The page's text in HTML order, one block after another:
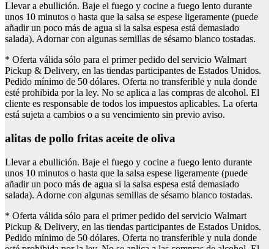
Llevar a ebullición. Baje el fuego y cocine a fuego lento durante
unos 10 minutos o hasta que la salsa se espese ligeramente (puede
añadir un poco más de agua si la salsa espesa está demasiado
salada). Adornar con algunas semillas de sésamo blanco tostadas.
* Oferta válida sólo para el primer pedido del servicio Walmart
Pickup & Delivery, en las tiendas participantes de Estados Unidos.
Pedido mínimo de 50 dólares. Oferta no transferible y nula donde
esté prohibida por la ley. No se aplica a las compras de alcohol. El
cliente es responsable de todos los impuestos aplicables. La oferta
está sujeta a cambios o a su vencimiento sin previo aviso.
alitas de pollo fritas aceite de oliva
Llevar a ebullición. Baje el fuego y cocine a fuego lento durante
unos 10 minutos o hasta que la salsa espese ligeramente (puede
añadir un poco más de agua si la salsa espesa está demasiado
salada). Adorne con algunas semillas de sésamo blanco tostadas.
* Oferta válida sólo para el primer pedido del servicio Walmart
Pickup & Delivery, en las tiendas participantes de Estados Unidos.
Pedido mínimo de 50 dólares. Oferta no transferible y nula donde